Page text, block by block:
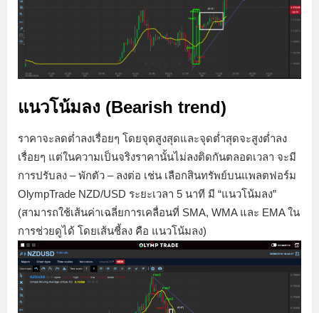
แนวโน้มลง (Bearish trend)
ราคาจะลดต่ำลงเรื่อยๆ โดยจุดสูงสุดและจุดต่ำสุดจะสูงต่ำลง
เรื่อยๆ แต่ในความเป็นจริงราคานั้นไม่ลงติดกันตลอดเวลา จะมี
การปรับลง – พักตัว – ลงต่อ เช่น เลือกสินทรัพย์บนแพลตฟอร์ม
OlympTrade NZD/USD ระยะเวลา 5 นาที มี “แนวโน้มลง”
(สามารถใช้เส้นค่าเฉลี่ยการเคลื่อนที่ SMA, WMA และ EMA ใน
การช่วยดูได้ โดยเส้นชี้ลง คือ แนวโน้มลง)